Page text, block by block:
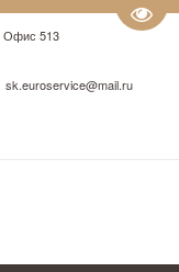
Офис 513
sk.euroservice@mail.ru